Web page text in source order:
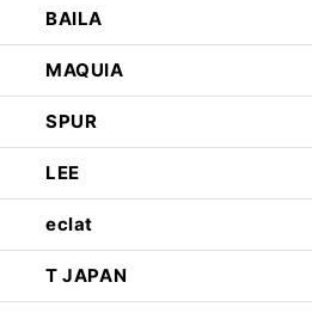
BAILA
MAQUIA
SPUR
LEE
eclat
T JAPAN